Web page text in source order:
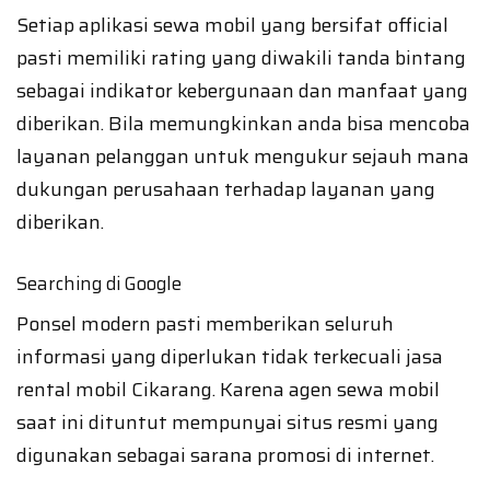
Setiap aplikasi sewa mobil yang bersifat official
pasti memiliki rating yang diwakili tanda bintang
sebagai indikator kebergunaan dan manfaat yang
diberikan. Bila memungkinkan anda bisa mencoba
layanan pelanggan untuk mengukur sejauh mana
dukungan perusahaan terhadap layanan yang
diberikan.
Searching di Google
Ponsel modern pasti memberikan seluruh
informasi yang diperlukan tidak terkecuali jasa
rental mobil Cikarang. Karena agen sewa mobil
saat ini dituntut mempunyai situs resmi yang
digunakan sebagai sarana promosi di internet.